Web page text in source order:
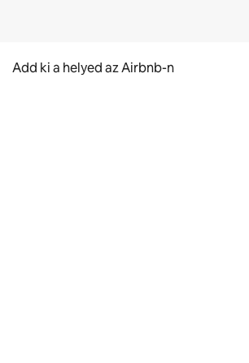
Add ki a helyed az Airbnb-n